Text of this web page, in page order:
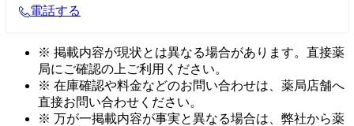
電話する
※ 掲載内容が現状とは異なる場合があります。直接薬
局にご確認の上ご利用ください。
※ 在庫確認や料金などのお問い合わせは、薬局店舗へ
直接お問い合わせください。
※ 万が一掲載内容が事実と異なる場合は、弊社から薬